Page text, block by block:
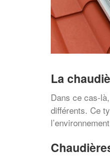
La
Dans ce cas-
différents. Ce